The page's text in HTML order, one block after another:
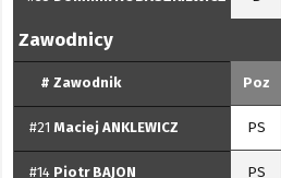
Zawodnicy
# Zawodnik Poz
#21 Maciej ANKLEWICZ PS
#14 Piotr BAJON PS